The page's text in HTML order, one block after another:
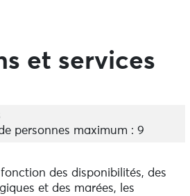
et services
personnes maximum : 9
des disponibilités, des
et des marées, les